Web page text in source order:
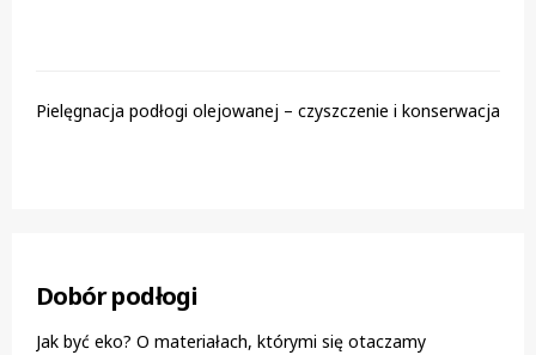
Pielęgnacja podłogi olejowanej – czyszczenie i konserwacja
Dobór podłogi
Jak być eko? O materiałach, którymi się otaczamy